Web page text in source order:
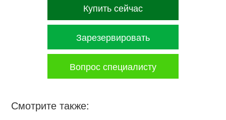
Купить сейчас
Зарезервировать
Вопрос специалисту
Смотрите также: